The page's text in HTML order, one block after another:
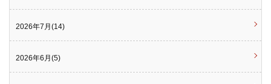
2026年7月(14)
2026年6月(5)